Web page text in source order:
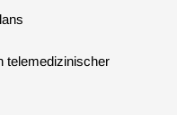
telemedizinischer